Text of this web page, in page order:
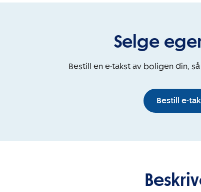
Selge
Bestill en e-takst av boligen din,
Bestill e-